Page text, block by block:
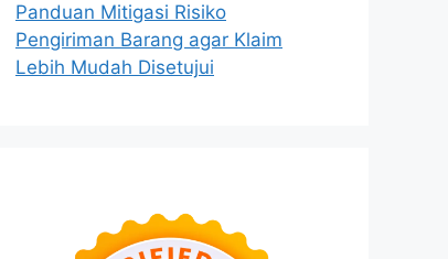
Panduan Mitigasi Risiko
Pengiriman Barang agar Klaim
Lebih Mudah Disetujui